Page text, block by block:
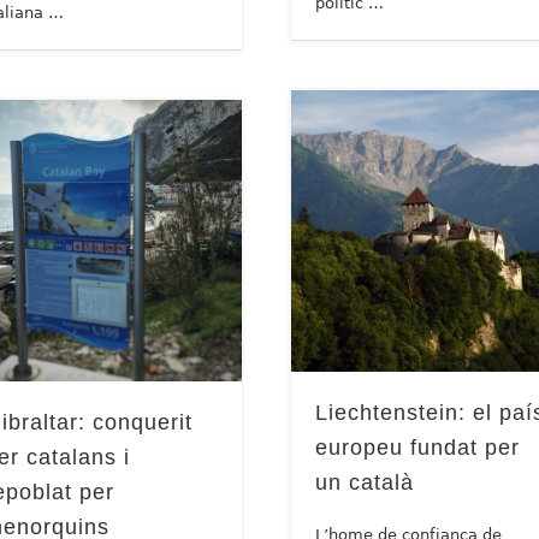
…
Liechtenstein: el
europeu fundat per
un català
L’home de confiança de
conquerit
catalans i
per